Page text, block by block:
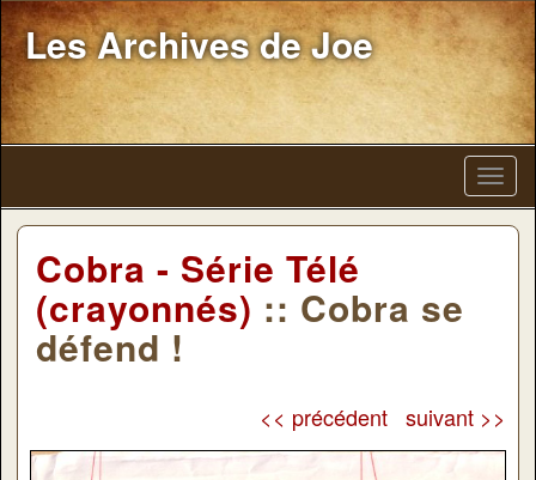
Les Archives de Joe
Cobra - Série Télé
(crayonnés) :: Cobra se
défend !
<< précédent suivant >>